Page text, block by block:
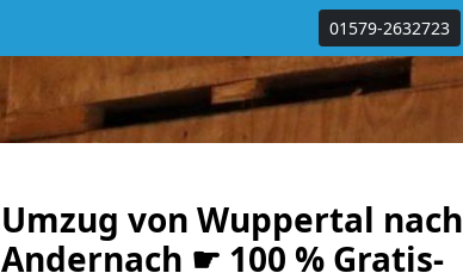
01579-2632723
Umzug von Wuppertal nach
Andernach ☛ 100 % Gratis-